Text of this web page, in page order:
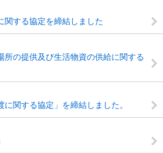
関する協定を締結しました
所の提供及び生活物資の供給に関する
に関する協定」を締結しました。